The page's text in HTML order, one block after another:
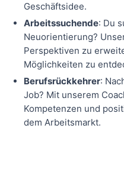
Geschäftsidee.
Arbeitssuchende: Du
Neuorientierung?
Perspektiven zu
Möglichkeiten zu
Berufsrückkehrer:
Job? Mit unserem
Kompetenzen und
dem Arbeitsmarkt.